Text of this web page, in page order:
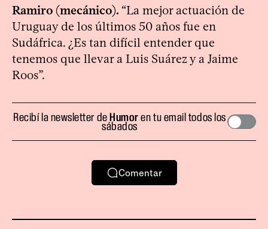
Ramiro (mecánico). “La mejor actuación de
Uruguay de los últimos 50 años fue en
Sudáfrica. ¿Es tan difícil entender que
tenemos que llevar a Luis Suárez y a Jaime
Roos”.
Recibí la newsletter deHumoren tu email todos los
sábados
Comentar